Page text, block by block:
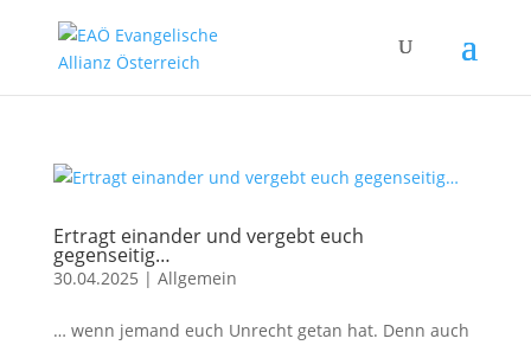
Ertragt einander und vergebt euch
gegenseitig…
30.04.2025 | Allgemein
… wenn jemand euch Unrecht getan hat. Denn auch